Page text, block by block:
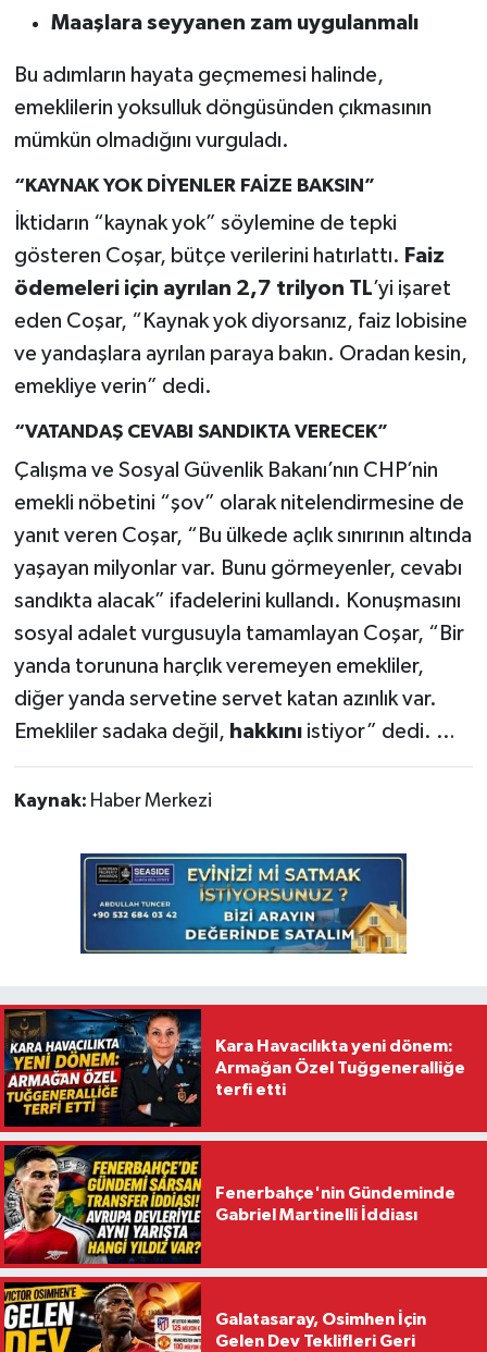
Maaşlara seyyanen zam uygulanmalı
Bu adımların hayata geçmemesi halinde,
emeklilerin yoksulluk döngüsünden çıkmasının
mümkün olmadığını vurguladı.
“KAYNAK YOK DİYENLER FAİZE BAKSIN”
İktidarın “kaynak yok” söylemine de tepki
gösteren Coşar, bütçe verilerini hatırlattı. Faiz
ödemeleri için ayrılan 2,7 trilyon TL’yi işaret
eden Coşar, “Kaynak yok diyorsanız, faiz lobisine
ve yandaşlara ayrılan paraya bakın. Oradan kesin,
emekliye verin” dedi.
“VATANDAŞ CEVABI SANDIKTA VERECEK”
Çalışma ve Sosyal Güvenlik Bakanı’nın CHP’nin
emekli nöbetini “şov” olarak nitelendirmesine de
yanıt veren Coşar, “Bu ülkede açlık sınırının altında
yaşayan milyonlar var. Bunu görmeyenler, cevabı
sandıkta alacak” ifadelerini kullandı. Konuşmasını
sosyal adalet vurgusuyla tamamlayan Coşar, “Bir
yanda torununa harçlık veremeyen emekliler,
diğer yanda servetine servet katan azınlık var.
Emekliler sadaka değil, hakkınıistiyor” dedi. …
Kaynak: Haber Merkezi
Kara Havacılıkta yeni dönem:
Armağan Özel Tuğgeneralliğe
terfi etti
Fenerbahçe'nin Gündeminde
Gabriel Martinelli İddiası
Galatasaray, Osimhen İçin
Gelen Dev Teklifleri Geri